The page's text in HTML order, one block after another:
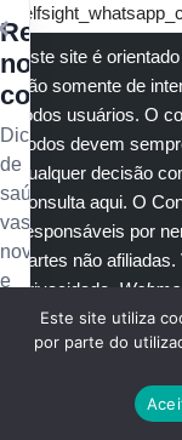
Este site é
são somente de
todos usuários. O
Todos devem
qualquer decisão
consulta aqui. O
responsáveis por
partes não afiliadas.
privacidade
CRM: 108.651.
CRM 30400 RTE
© Copyright 2023
Receba
nossos
conteúdos
Dicas
de
saúde
vascular,
novidades
e
conteúdo
exclusivo
Este site utiliza
por parte do